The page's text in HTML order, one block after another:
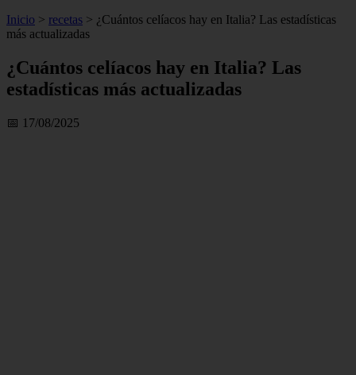
Inicio > recetas > ¿Cuántos celíacos hay en Italia? Las estadísticas
más actualizadas
¿Cuántos celíacos hay en Italia? Las
estadísticas más actualizadas
📅 17/08/2025